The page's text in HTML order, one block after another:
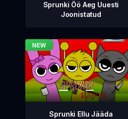
Sprunki Öö Aeg Uuesti
Joonistatud
Sprunki Ellu Jääda